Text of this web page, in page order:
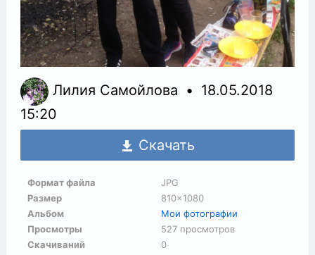
Лилия Самойлова
18.05.2018
15:20
Скачать
Формат файла
JPG
Размер
810×1080
Альбом
Мои фотографии
Просмотры
527 просмотров
Скачиваний
0